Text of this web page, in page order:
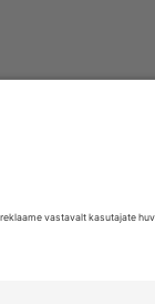
CDMX, Mexico